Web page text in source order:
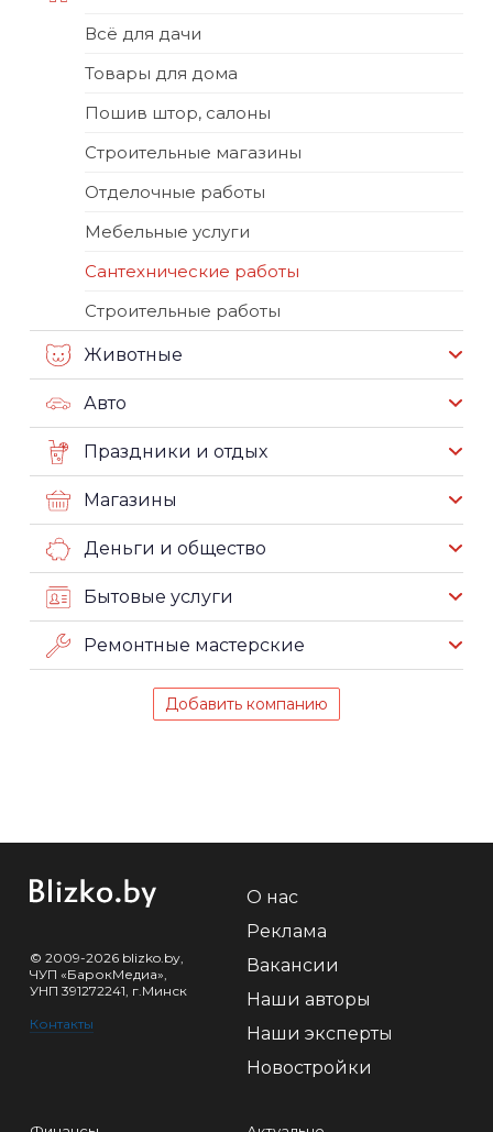
Всё для дачи
Товары для дома
Пошив штор, салоны
Строительные магазины
Отделочные работы
Мебельные услуги
Сантехнические работы
Строительные работы
Животные
Авто
Праздники и отдых
Магазины
Деньги и общество
Бытовые услуги
Ремонтные мастерские
Добавить компанию
© 2009-2026 blizko.by,
ЧУП «БарокМедиа»,
УНП 391272241, г.Минск
Контакты
О нас
Реклама
Вакансии
Наши авторы
Наши эксперты
Новостройки